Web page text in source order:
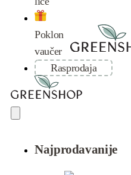
Poklon
vaučer
Rasprodaja
Najprodavanije